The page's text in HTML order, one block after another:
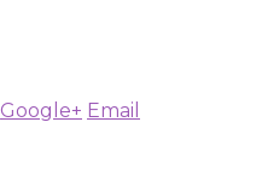
Google+ Email